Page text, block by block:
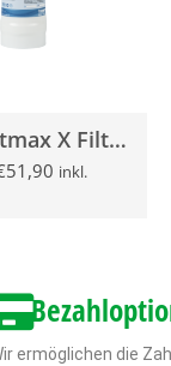
BWT bestmax X Filterkerze
51,90 inkl.
ermöglichen die